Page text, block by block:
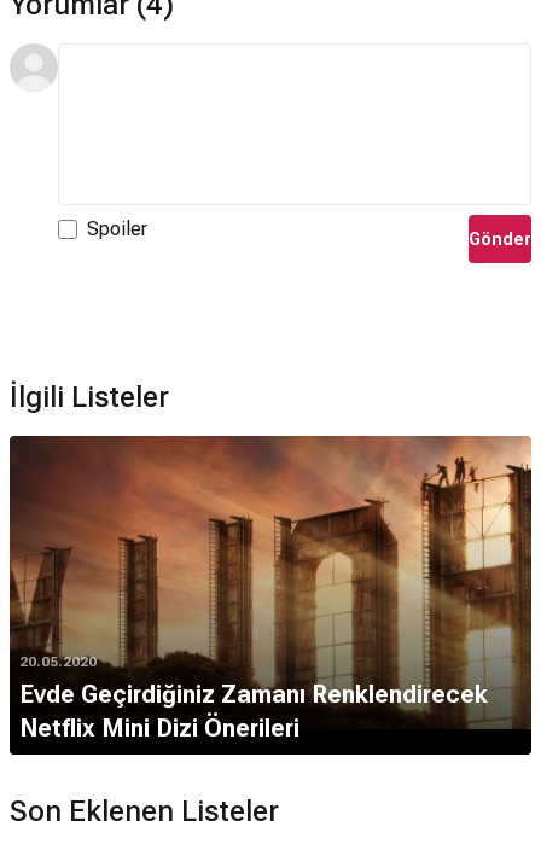
Spoiler Gönder
İlgili Listeler
20.05.2020
Evde Geçirdiğiniz Zamanı Renklendirecek
Netflix Mini Dizi Önerileri
Son Eklenen Listeler